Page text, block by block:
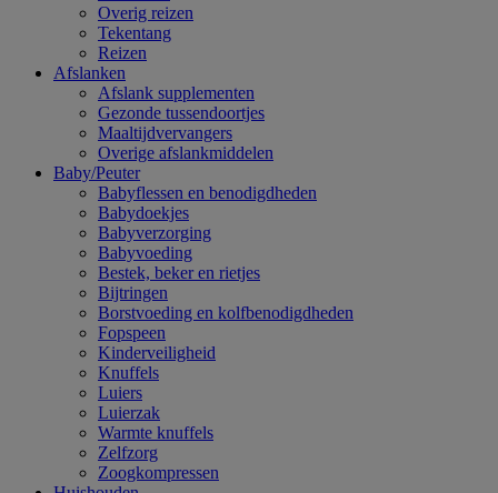
Overig reizen
Tekentang
Reizen
Afslanken
Afslank supplementen
Gezonde tussendoortjes
Maaltijdvervangers
Overige afslankmiddelen
Baby/Peuter
Babyflessen en benodigdheden
Babydoekjes
Babyverzorging
Babyvoeding
Bestek, beker en rietjes
Bijtringen
Borstvoeding en kolfbenodigdheden
Fopspeen
Kinderveiligheid
Knuffels
Luiers
Luierzak
Warmte knuffels
Zelfzorg
Zoogkompressen